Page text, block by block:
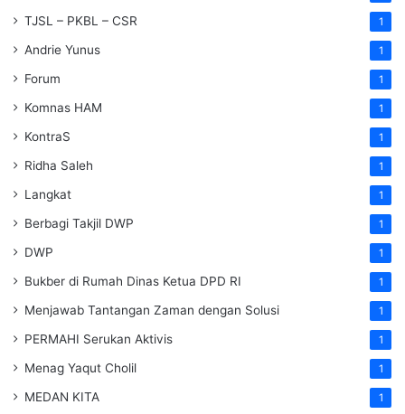
TJSL – PKBL – CSR 1
Andrie Yunus 1
Forum 1
Komnas HAM 1
KontraS 1
Ridha Saleh 1
Langkat 1
Berbagi Takjil DWP 1
DWP 1
Bukber di Rumah Dinas Ketua DPD RI 1
Menjawab Tantangan Zaman dengan Solusi 1
PERMAHI Serukan Aktivis 1
Menag Yaqut Cholil 1
MEDAN KITA 1